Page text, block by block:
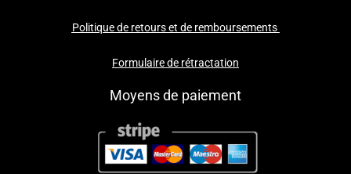
Politique de retours et de remboursements
Formulaire de rétractation
Moyens de paiement